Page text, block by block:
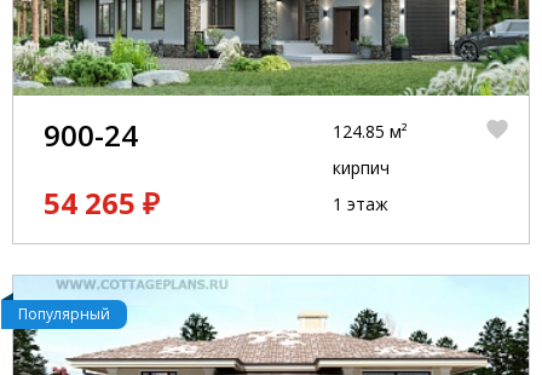
900-24
54 265 ₽
124.85 м²
кирпич
1 этаж
Популярный